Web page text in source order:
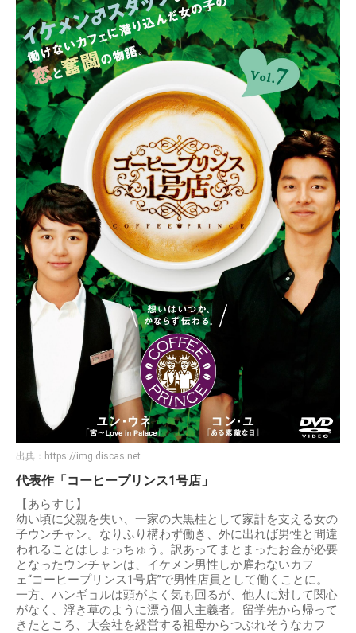
出典： https://img.discas.net
代表作「コーヒープリンス1号店」
【あらすじ】
幼い頃に父親を失い、一家の大黒柱として家計を支える女の
子ウンチャン。なりふり構わず働き、外に出れば男性と間違
われることはしょっちゅう。訳あってまとまったお金が必要
となったウンチャンは、イケメン男性しか雇わないカフ
ェ“コーヒープリンス1号店”で男性店員として働くことに。
一方、ハンギョルは頭がよく気も回るが、他人に対して関心
がなく、浮き草のように漂う個人主義者。留学先から帰って
きたところ、大会社を経営する祖母からつぶれそうなカフ